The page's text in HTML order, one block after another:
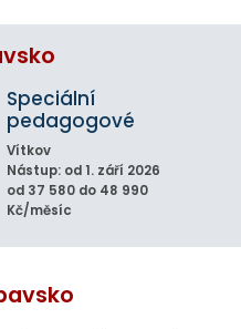
Speciální
pedagogové
Vítkov
Nástup: od 1. září 2026
od 37 580 do 48 990
Kč/měsíc